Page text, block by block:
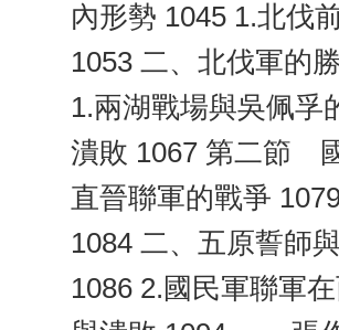
內形勢 1045 1.北伐
1053 二、北伐軍的
1.兩湖戰場與吳佩孚
潰敗 1067 第二節
直晉聯軍的戰爭
1084 二、五原誓師
1086 2.國民軍聯軍